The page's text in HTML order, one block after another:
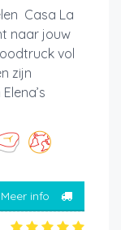
Casa La
naar jouw
vol
zijn
Meer info